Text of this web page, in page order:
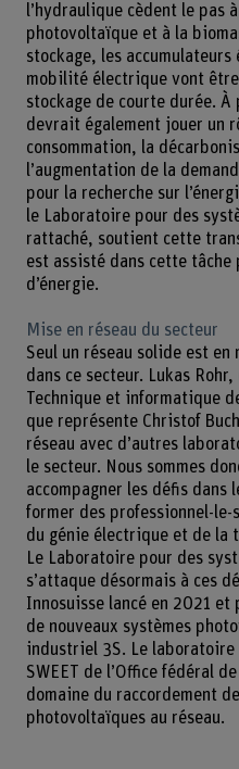
l’hydraulique cèdent le pas
photovoltaïque et à la
stockage, les
mobilité électrique vont
stockage de courte durée. À
devrait également jouer un
consommation, la
l’augmentation de la
pour la recherche sur
le Laboratoire pour des
rattaché, soutient cette
est assisté dans cette tâche
d’énergie.
Mise en réseau du secteur
Seul un réseau solide est
dans ce secteur. Lukas
Technique et informatique
que représente Christof
réseau avec d’autres
le secteur. Nous sommes
accompagner les défis dans
former des professionnel-
du génie électrique et de la
Le Laboratoire pour des
s’attaque désormais à ces
Innosuisse lancé en 2021
de nouveaux systèmes
industriel 3S. Le
SWEET de l’Office fédéral
domaine du raccordement
photovoltaïques au réseau.